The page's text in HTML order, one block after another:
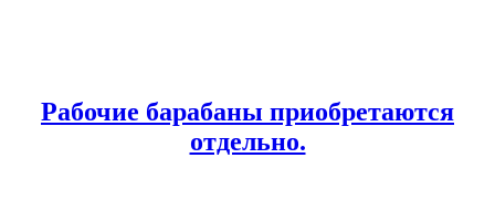
Рабочие барабаны приобретаются
отдельно.